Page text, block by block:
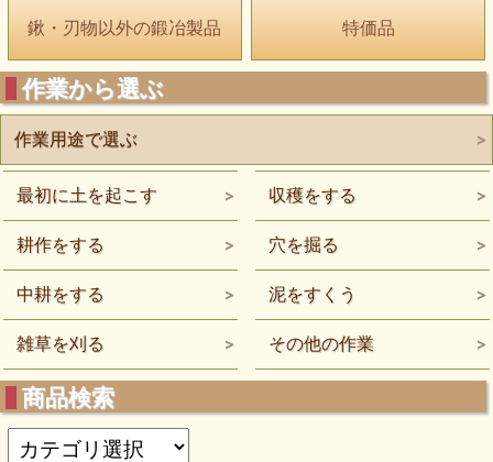
鍬・刃物以外の鍛冶製品 特価品
作業から選ぶ
作業用途で選ぶ
最初に土を起こす
耕作をする
中耕をする
雑草を刈る
収穫をする
穴を掘る
泥をすくう
その他の作業
商品検索